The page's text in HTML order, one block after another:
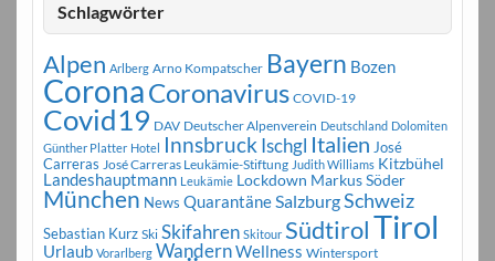
Schlagwörter
Alpen Arlberg Arno Kompatscher Bayern Bozen
CoronaCoronavirus COVID-19
Covid19 DAV Deutscher Alpenverein Deutschland Dolomiten
Günther Platter Hotel Innsbruck Ischgl Italien José
Carreras José Carreras Leukämie-Stiftung Judith Williams Kitzbühel
Landeshauptmann Leukämie Lockdown Markus Söder
München News QuarantäneSalzburgSchweiz
Sebastian Kurz Ski Skifahren Skitour SüdtirolTirol
Urlaub Vorarlberg WandernWellness Wintersport